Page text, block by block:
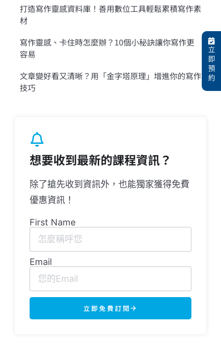
打造寫作靈感資料庫！善用數位工具輕鬆累積寫作素
材
寫作靈感、卡住時怎麼辦？10個小秘訣讓你寫作更
容易
文章變好看又清晰？用「金字塔原理」增進你的寫作
技巧
想要收到最新的課程資訊？
除了搶先收到資訊外，也能獨家獲得免費
優惠資訊！
First Name
Email
立即免費訂閱
立
即
預
約